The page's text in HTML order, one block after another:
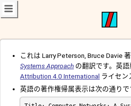
これは Larry Peterson, Bruce Davie 著
Systems Approach の翻訳です。英語
Attribution 4.0 International ライセン
英語の著作権帰属表示は次の通りで